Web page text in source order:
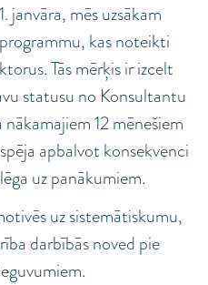
janvāra, mēs uzsākam
kas noteikti
Tās mērķis ir izcelt
statusu no Konsultantu
12 mēnešiem
apbalvot konsekvenci
uz panākumiem.
uz sistemātiskumu,
darbībās noved pie